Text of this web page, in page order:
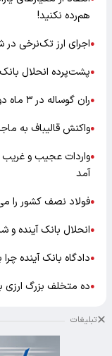
هم‌رده نکنید!
●اجرای ارز تک‌نرخی در
●پشت‌پرده انحلال
●ران گوساله در ۳ ماه دو برابر شد؛ کسی حواسش هست؟
●واکنش قالیباف به
●واردات عجیب و غریب
آمد
●فولاد نصف کشور را
●انحلال بانک آینده
●دادگاه بانک آینده
●ده متخلف بزرگ ارزی
تبلیغات